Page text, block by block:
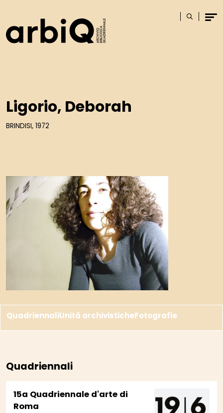
Cerca
Ligorio, Deborah
BRINDISI, 1972
QuadriennaliUnità archivisticheFotografie
Quadriennali
15a Quadriennale d'arte di
Roma